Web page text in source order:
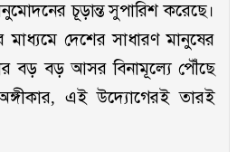
চূড়ান্ত সুপারিশ করেছে।
মাধ্যমে দেশের সাধারণ মানুষের
বড় বড় আসর বিনামূল্যে পৌঁছে
এই উদ্যোগেরই তারই